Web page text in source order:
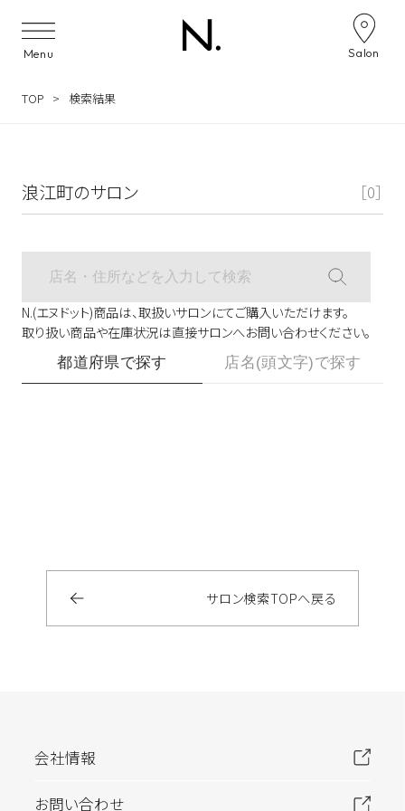
Menu Salon
TOP 検索結果
浪江町のサロン ［0］
N.(エヌドット)商品は、取扱いサロンにてご購入いただけます。
取り扱い商品や在庫状況は直接サロンへお問い合わせください。
都道府県で探す 店名(頭文字)で探す
サロン検索ナビゲーション
サロン検索TOPへ戻る
会社情報
お問い合わせ